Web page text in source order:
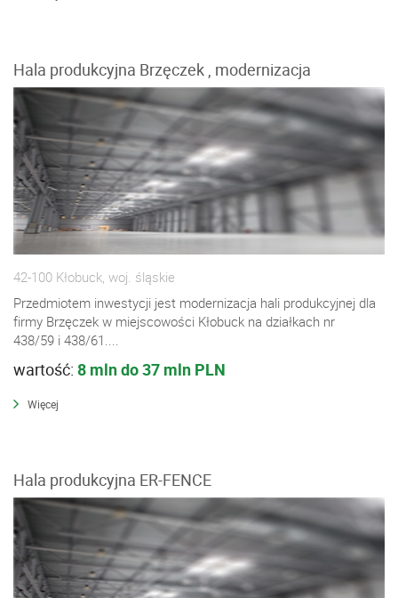
Hala produkcyjna Brzęczek , modernizacja
42-100 Kłobuck, woj. śląskie
Przedmiotem inwestycji jest modernizacja hali produkcyjnej dla
firmy Brzęczek w miejscowości Kłobuck na działkach nr
438/59 i 438/61....
wartość: 8 mln do 37 mln PLN
Więcej
Hala produkcyjna ER-FENCE